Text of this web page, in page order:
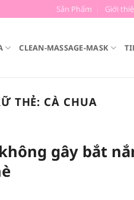
Sản Phẩm Giới
CLEAN-MASSAGE-MASK
THẺ: CÀ CHUA
gây bắt